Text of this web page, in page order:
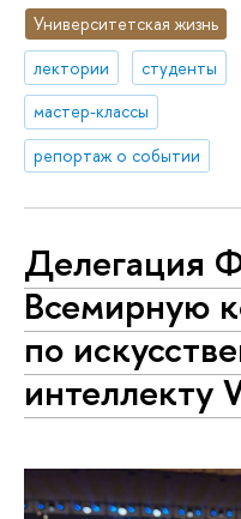
Университетская жизнь
лектории
студенты
мастер-классы
репортаж о событии
Делегация
Всемирную
по
интеллекту